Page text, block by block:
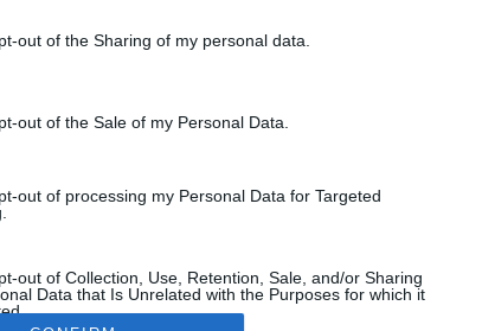
out of the Sharing of my personal data.
out of the Sale of my Personal Data.
out of processing my Personal Data for Targeted
out of Collection, Use, Retention, Sale, and/or Sharing
Data that Is Unrelated with the Purposes for which it